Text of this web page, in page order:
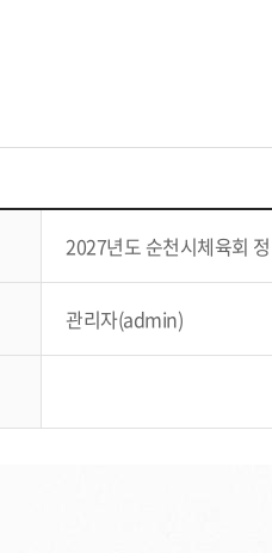
2027년도 순천시체육회
관리자(admin)